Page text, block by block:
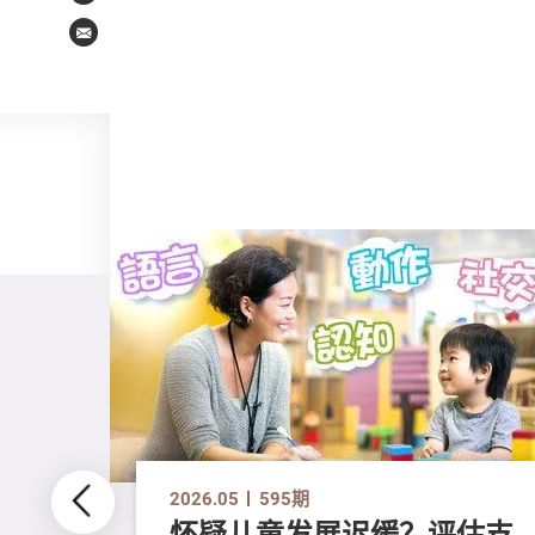
Email
2026.05 595期